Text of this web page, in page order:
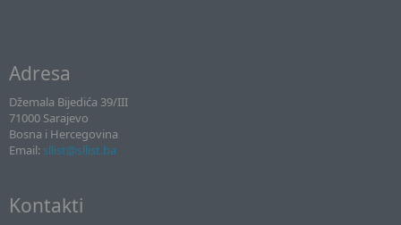
Adresa
Džemala Bijedića 39/III
71000 Sarajevo
Bosna i Hercegovina
Email: sllist@sllist.ba
Kontakti